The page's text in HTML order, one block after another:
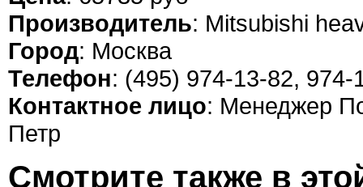
Производитель: Mitsubishi
Город: Москва
Телефон: (495) 974-13-82, 974-
Контактное лицо: Менеджер
Петр
Смотрите также в